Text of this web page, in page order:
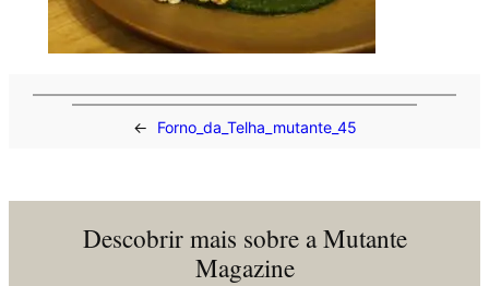
← Forno_da_Telha_mutante_45
Descobrir mais sobre a Mutante
Magazine